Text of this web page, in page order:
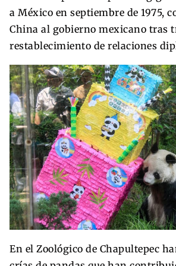
a México en septiembre de 1975,
China al gobierno mexicano tras
restablecimiento de relaciones
En el Zoológico de Chapultepec